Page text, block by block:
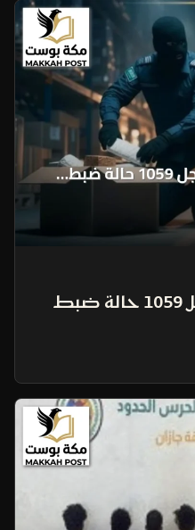
المنافذ الجمركية تسجل 1059 حالة ضبط